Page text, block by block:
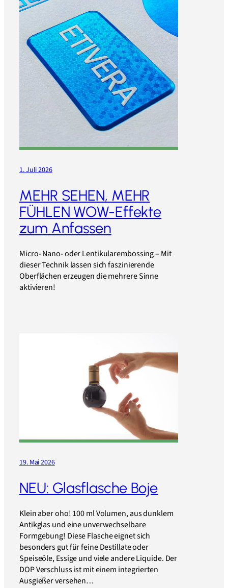
1. Juli 2026
MEHR SEHEN, MEHR
FÜHLEN WOW-Effekte
zum Anfassen
Micro- Nano- oder Lentikularembossing – Mit
dieser Technik lassen sich faszinierende
Oberflächen erzeugen die mehrere Sinne
aktivieren!
19. Mai 2026
NEU: Glasflasche Boje
Klein aber oho! 100 ml Volumen, aus dunklem
Antikglas und eine unverwechselbare
Formgebung! Diese Flasche eignet sich
besonders gut für feine Destillate oder
Speiseöle, Essige und viele andere Liquide. Der
DOP Verschluss ist mit einem integrierten
Ausgießer versehen…